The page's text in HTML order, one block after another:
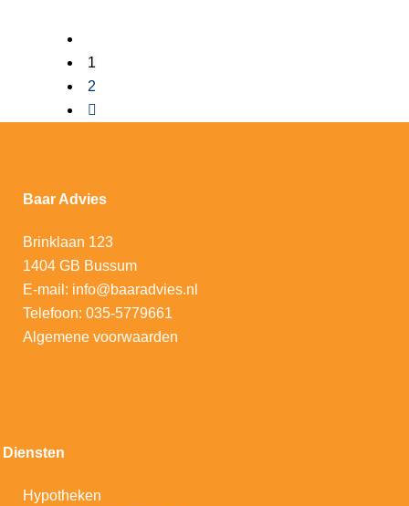
1
2
Baar Advies
Brinklaan 123
1404 GB Bussum
E-mail: info@baaradvies.nl
Telefoon: 035-5779661
Algemene voorwaarden
Diensten
Hypotheken